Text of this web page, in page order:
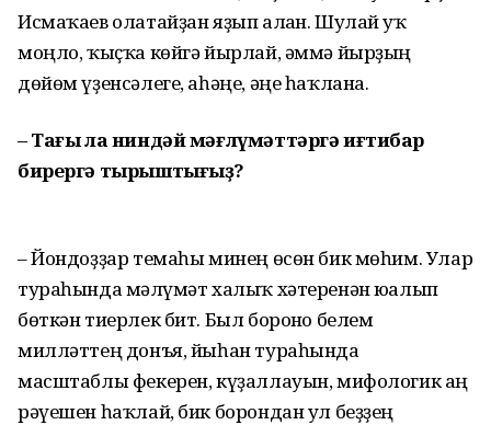
Исмаҡаев олатайҙан яҙып алған. Шулай уҡ
моңло, ҡыҫҡа көйгә йырлай, әммә йырҙың
дөйөм үҙенсәлеге, аһәңе, әңе һаҡлана.
– Тағы ла ниндәй мәғлүмәттәргә иғтибар
бирергә тырыштығыҙ?
– Йондоҙҙар темаһы минең өсөн бик мөһим. Улар
тураһында мәғлүмәт халыҡ хәтеренән юғалып
бөткән тиерлек бит. Был боронғо белем
милләттең донъя, йыһан тураһында
масштаблы фекерен, күҙаллауын, мифологик аң
рәүешен һаҡлай, бик борондан ул беҙҙең